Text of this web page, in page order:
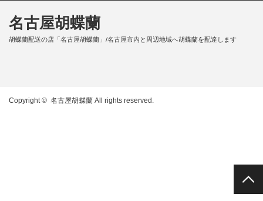
名古屋胡蝶蘭
胡蝶蘭配送の店「名古屋胡蝶蘭」/名古屋市内と周辺地域へ胡蝶蘭を配達します
Copyright © 名古屋胡蝶蘭 All rights reserved.